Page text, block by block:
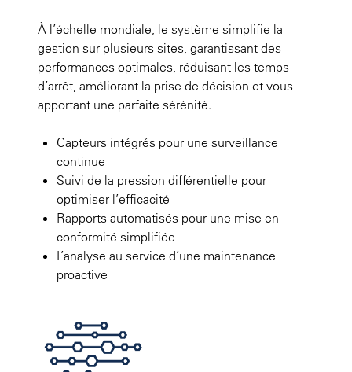
À l’échelle mondiale, le système simplifie la
gestion sur plusieurs sites, garantissant des
performances optimales, réduisant les temps
d’arrêt, améliorant la prise de décision et vous
apportant une parfaite sérénité.
Capteurs intégrés pour une surveillance
continue
Suivi de la pression différentielle pour
optimiser l’efficacité
Rapports automatisés pour une mise en
conformité simplifiée
L’analyse au service d’une maintenance
proactive